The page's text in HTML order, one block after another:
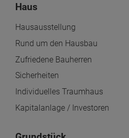
Haus
Hausausstellung
Rund um den Hausbau
Zufriedene Bauherren
Sicherheiten
Individuelles Traumhaus
Kapitalanlage / Investoren